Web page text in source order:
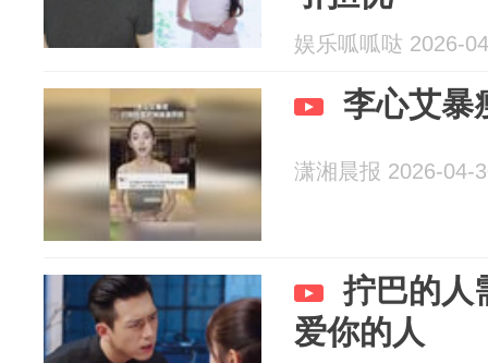
娱乐呱呱哒 2026-
李心艾暴
潇湘晨报 2026-04-
拧巴的人
爱你的人